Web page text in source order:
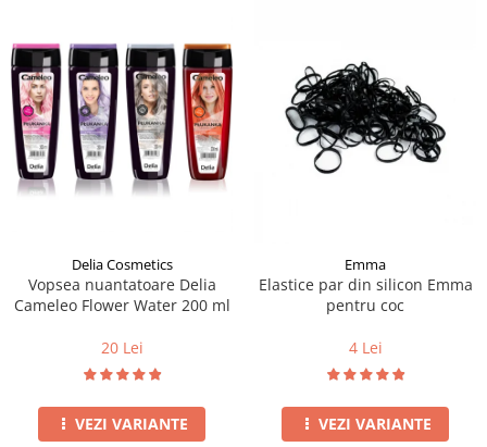
Delia Cosmetics
Vopsea nuantatoare Delia
Cameleo Flower Water 200 ml
20 Lei
VEZI VARIANTE
Emma
Elastice par din silicon Emma
pentru coc
4 Lei
VEZI VARIANTE